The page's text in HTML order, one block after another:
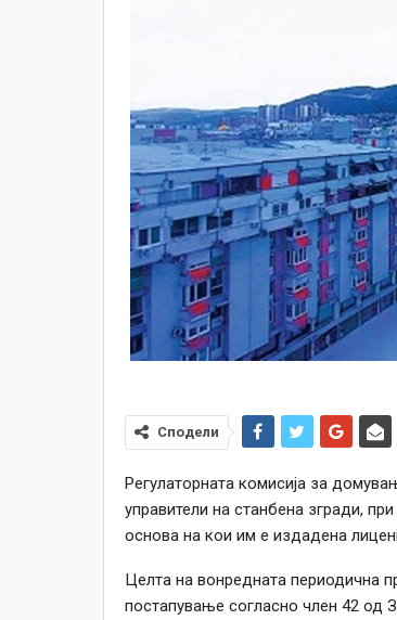
Сподели
Регулаторната комисија за
управители на станбена згради,
основа на кои им е издадена
Целта на вонредната периодична
постапување согласно член 42